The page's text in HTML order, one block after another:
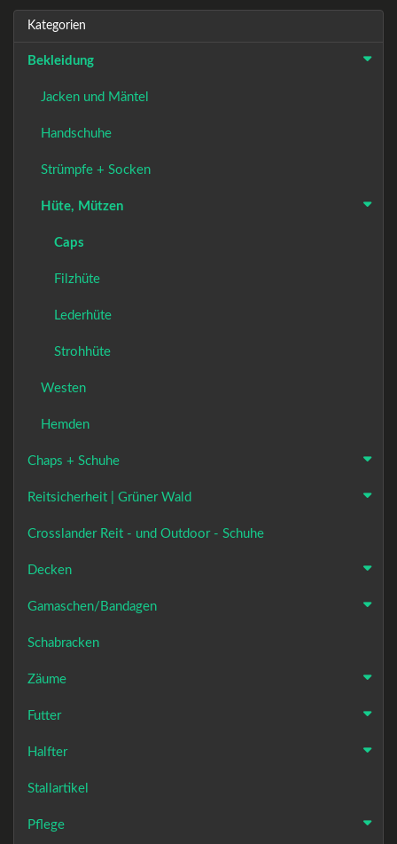
Kategorien
Bekleidung
Jacken und Mäntel
Handschuhe
Strümpfe + Socken
Hüte, Mützen
Caps
Filzhüte
Lederhüte
Strohhüte
Westen
Hemden
Chaps + Schuhe
Reitsicherheit | Grüner Wald
Crosslander Reit - und Outdoor - Schuhe
Decken
Gamaschen/Bandagen
Schabracken
Zäume
Futter
Halfter
Stallartikel
Pflege